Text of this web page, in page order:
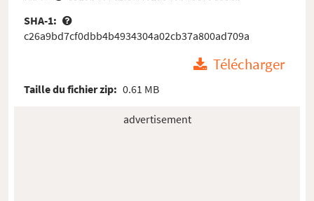
SHA-1:
c26a9bd7cf0dbb4b4934304a02cb37a800ad709a
Télécharger
Taille du fichier zip: 0.61 MB
advertisement